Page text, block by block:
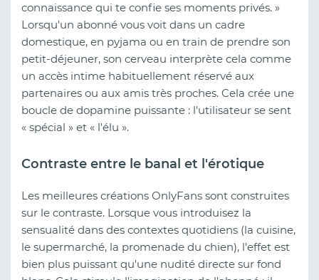
connaissance qui te confie ses moments privés. »
Lorsqu'un abonné vous voit dans un cadre
domestique, en pyjama ou en train de prendre son
petit-déjeuner, son cerveau interprète cela comme
un accès intime habituellement réservé aux
partenaires ou aux amis très proches. Cela crée une
boucle de dopamine puissante : l'utilisateur se sent
« spécial » et « l'élu ».
Contraste entre le banal et l'érotique
Les meilleures créations OnlyFans sont construites
sur le contraste. Lorsque vous introduisez la
sensualité dans des contextes quotidiens (la cuisine,
le supermarché, la promenade du chien), l'effet est
bien plus puissant qu'une nudité directe sur fond